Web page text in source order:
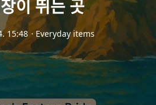
이 뛰는 곳
15:48 ㆍEveryday items